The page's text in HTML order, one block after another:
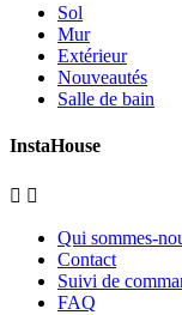
Sol
Mur
Extérieur
Nouveautés
Salle de bain
InstaHouse
 
Qui sommes-
Contact
Suivi de
FAQ